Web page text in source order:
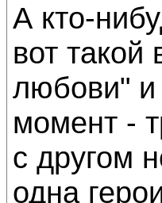
А кто-
вот такой
любови" и
момент -
с другом
одна